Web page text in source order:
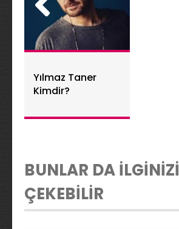
Yılmaz Taner
Kimdir?
BUNLAR DA İLGİNİZİ
ÇEKEBİLİR